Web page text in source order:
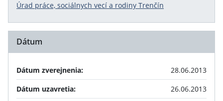
Úrad práce, sociálnych vecí a rodiny Trenčín
Dátum
Dátum zverejnenia:
28.06.2013
Dátum uzavretia:
26.06.2013